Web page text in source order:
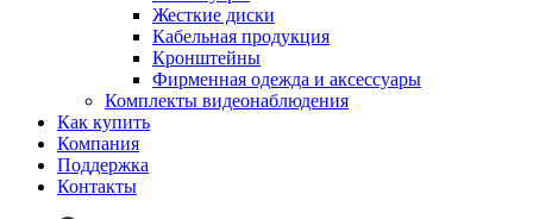
Жесткие диски
Кабельная продукция
Кронштейны
Фирменная одежда и аксессуары
Комплекты видеонаблюдения
Как купить
Компания
Поддержка
Контакты